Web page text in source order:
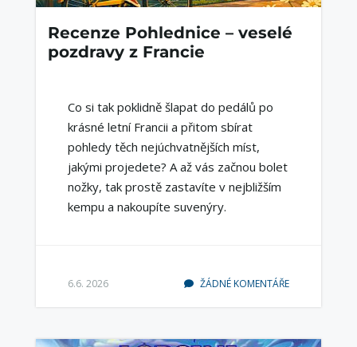
Recenze Pohlednice – veselé
pozdravy z Francie
Co si tak poklidně šlapat do pedálů po
krásné letní Francii a přitom sbírat
pohledy těch nejúchvatnějších míst,
jakými projedete? A až vás začnou bolet
nožky, tak prostě zastavíte v nejbližším
kempu a nakoupíte suvenýry.
6.6. 2026 ŽÁDNÉ KOMENTÁŘE